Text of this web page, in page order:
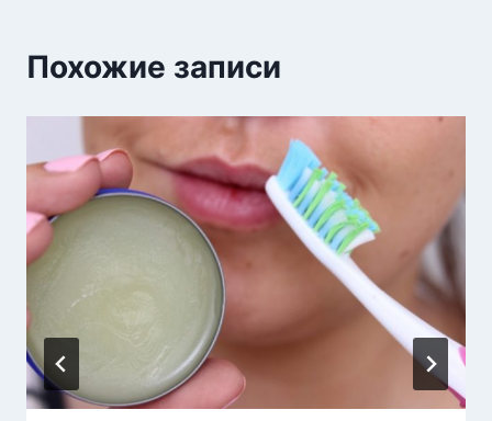
Похожие записи